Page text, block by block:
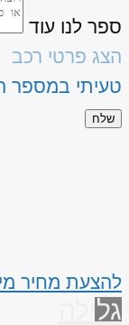
ספר לנו עוד
הצג פרטי רכב
טעיתי במספר
שלח
להצעת מחיר
גלילה